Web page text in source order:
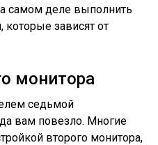
самом деле выполнить
зависят от
монитора
седьмой
вам повезло. Многие
второго монитора,